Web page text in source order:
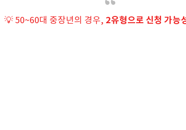
💡 50~60대 중장년의 경우, 2유형으로 신청 가능